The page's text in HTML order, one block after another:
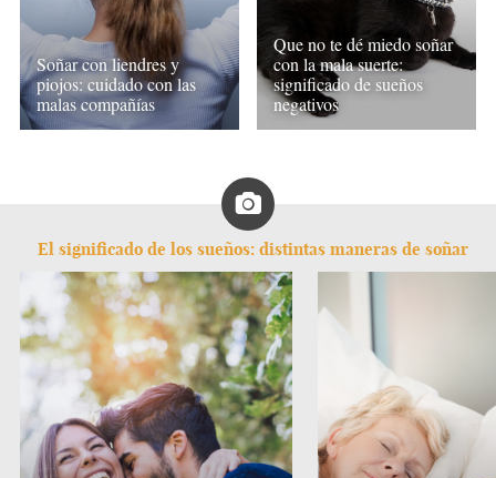
Soñar con liendres y
piojos: cuidado con las
malas compañías
Que no te dé miedo soñar
con la mala suerte:
significado de sueños
negativos
El significado de los sueños: distintas maneras de soñar